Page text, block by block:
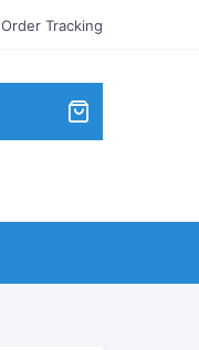
Order Tracking